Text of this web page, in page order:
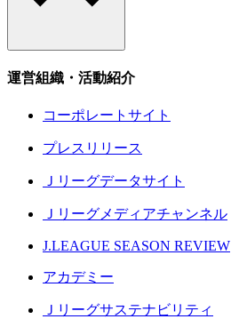
運営組織・活動紹介
コーポレートサイト
プレスリリース
Ｊリーグデータサイト
Ｊリーグメディアチャンネル
J.LEAGUE SEASON REVIEW
アカデミー
Ｊリーグサステナビリティ